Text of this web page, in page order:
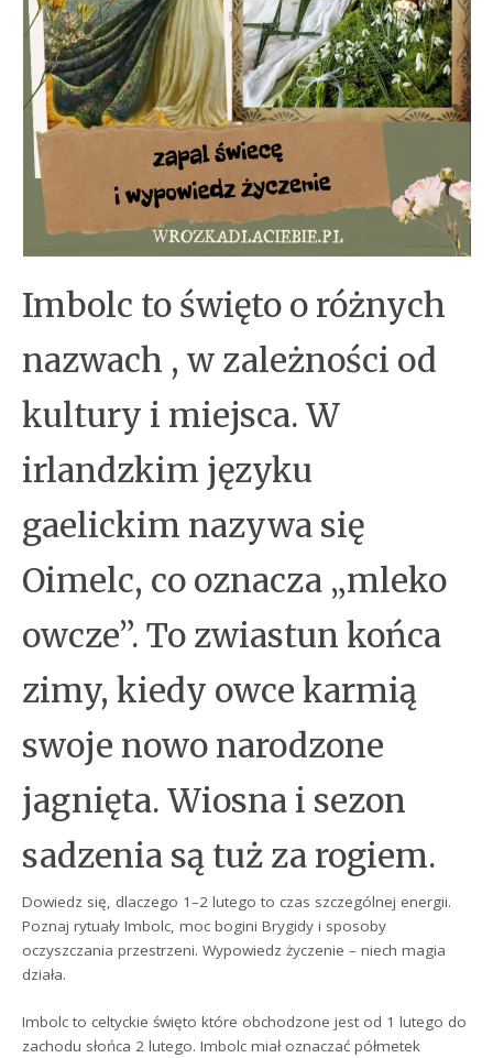
Imbolc to święto o różnych
nazwach , w zależności od
kultury i miejsca. W
irlandzkim języku
gaelickim nazywa się
Oimelc, co oznacza „mleko
owcze”. To zwiastun końca
zimy, kiedy owce karmią
swoje nowo narodzone
jagnięta. Wiosna i sezon
sadzenia są tuż za rogiem.
Dowiedz się, dlaczego 1–2 lutego to czas szczególnej energii.
Poznaj rytuały Imbolc, moc bogini Brygidy i sposoby
oczyszczania przestrzeni. Wypowiedz życzenie – niech magia
działa.
Imbolc to celtyckie święto które obchodzone jest od 1 lutego do
zachodu słońca 2 lutego. Imbolc miał oznaczać półmetek